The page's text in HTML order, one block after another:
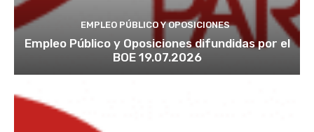
EMPLEO PÚBLICO Y OPOSICIONES
Empleo Público y Oposiciones difundidas por el
BOE 19.07.2026